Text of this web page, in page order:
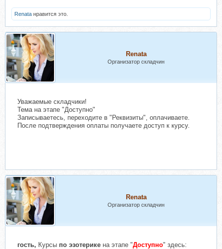
Renata нравится это.
Renata
Организатор складчин
Уважаемые складчики!
Тема на этапе "Доступно"
Записываетесь, переходите в "Реквизиты", оплачиваете.
После подтверждения оплаты получаете доступ к курсу.
Renata
Организатор складчин
гость, Курсы по эзотерике на этапе "Доступно" здесь: